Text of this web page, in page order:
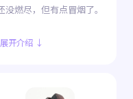
没燃尽，但有点冒烟了。
展开介绍 ↓